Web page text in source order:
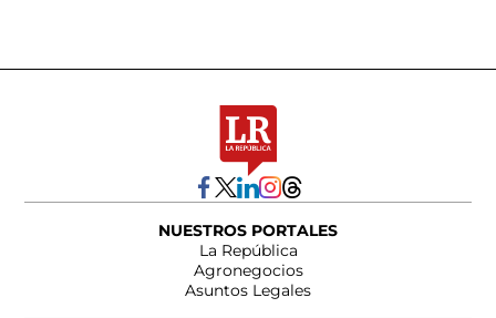
NUESTROS PORTALES
La República
Agronegocios
Asuntos Legales